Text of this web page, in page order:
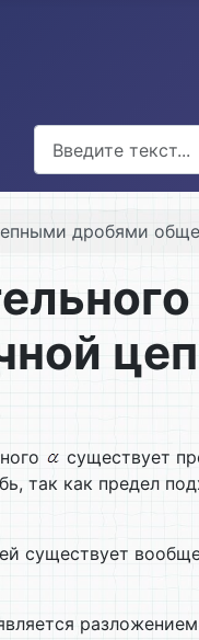
дробями
существует
так как предел
существует
разложением